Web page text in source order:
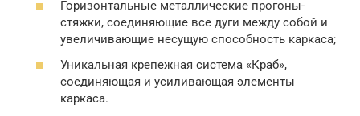
Горизонтальные металлические прогоны-
стяжки, соединяющие все дуги между собой и
увеличивающие несущую способность каркаса;
Уникальная крепежная система «Краб»,
соединяющая и усиливающая элементы
каркаса.